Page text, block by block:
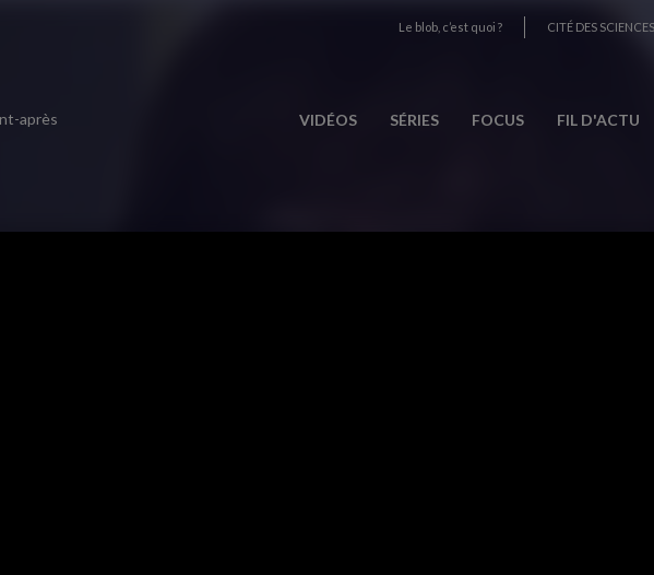
Le blob, c’est quoi ? CITÉ DES
VIDÉOS SÉRIES FOCUS FIL D'ACTU
après